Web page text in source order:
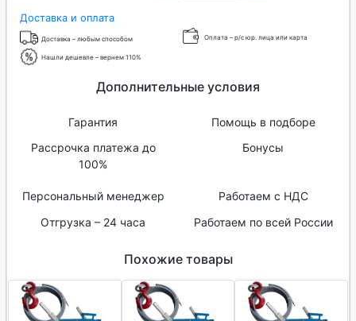
Доставка и оплата
Доставка – любым способом Оплата – р/с юр. лица или карта
Нашли дешевле – вернем 110%
Дополнительные условия
Гарантия
Помощь в подборе
Рассрочка платежа до
100%
Бонусы
Персональный менеджер
Работаем с НДС
Отгрузка – 24 часа
Работаем по всей России
Похожие товары